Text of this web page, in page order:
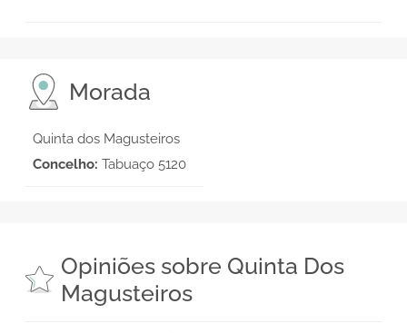
Morada
Quinta dos Magusteiros
Concelho: Tabuaço 5120
Opiniões sobre Quinta Dos
Magusteiros